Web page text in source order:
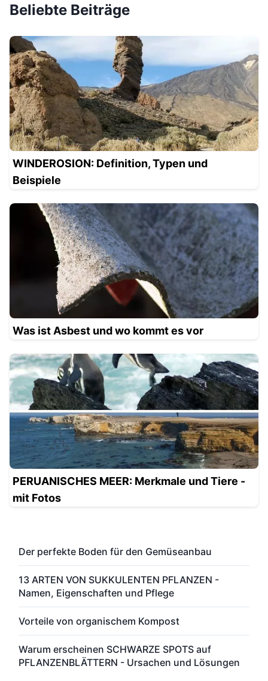
Beliebte Beiträge
WINDEROSION: Definition, Typen und
Beispiele
Was ist Asbest und wo kommt es vor
PERUANISCHES MEER: Merkmale und Tiere -
mit Fotos
Der perfekte Boden für den Gemüseanbau
13 ARTEN VON SUKKULENTEN PFLANZEN -
Namen, Eigenschaften und Pflege
Vorteile von organischem Kompost
Warum erscheinen SCHWARZE SPOTS auf
PFLANZENBLÄTTERN - Ursachen und Lösungen